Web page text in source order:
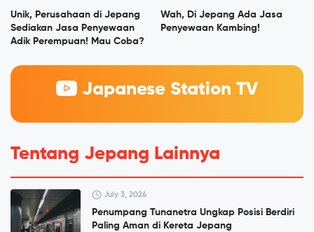
Unik, Perusahaan di Jepang
Sediakan Jasa Penyewaan
Adik Perempuan! Mau Coba?
Wah, Di Jepang Ada Jasa
Penyewaan Kambing!
Japanese Station TV
Tentang Jepang Lainnya
July 3, 2026
Penumpang Tunanetra Ungkap Posisi Berdiri
Paling Aman di Kereta Jepang